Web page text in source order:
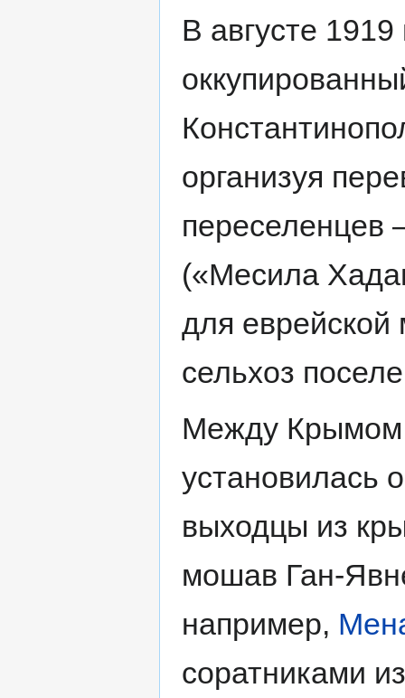
В августе
организуя
(«Месила
для
сельхоз
Между Крымом
установилась
выходцы из
мошав Ган-
например,
соратниками